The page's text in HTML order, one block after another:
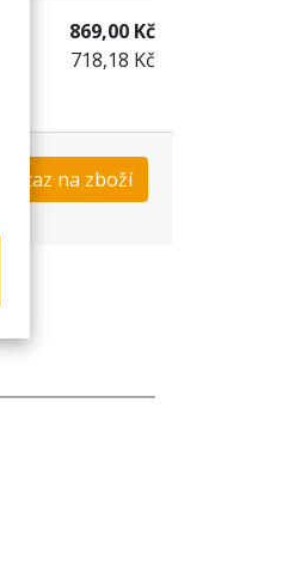
869,00 Kč
718,18 Kč
Dotaz na zboží